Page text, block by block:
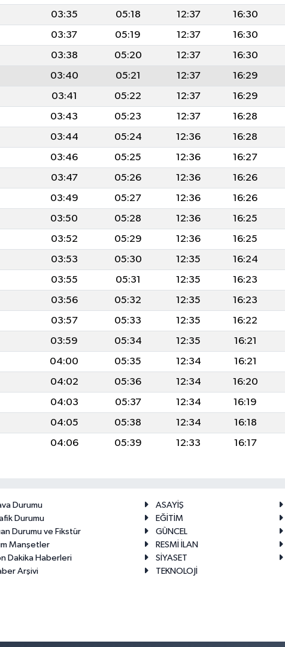
03:35 05:18 12:37 16:30
03:37 05:19 12:37 16:30
03:38 05:20 12:37 16:30
03:40 05:21 12:37 16:29
03:41 05:22 12:37 16:29
03:43 05:23 12:37 16:28
03:44 05:24 12:36 16:28
03:46 05:25 12:36 16:27
03:47 05:26 12:36 16:26
03:49 05:27 12:36 16:26
03:50 05:28 12:36 16:25
03:52 05:29 12:36 16:25
03:53 05:30 12:35 16:24
03:55 05:31 12:35 16:23
03:56 05:32 12:35 16:23
03:57 05:33 12:35 16:22
03:59 05:34 12:35 16:21
04:00 05:35 12:34 16:21
04:02 05:36 12:34 16:20
04:03 05:37 12:34 16:19
04:05 05:38 12:34 16:18
04:06 05:39 12:33 16:17
Durumu
Durumu
Durumu ve Fikstür
Manşetler
Dakika Haberleri
Arşivi
ASAYİŞ
EĞİTİM
GÜNCEL
RESMİ İLAN
SİYASET
TEKNOLOJİ